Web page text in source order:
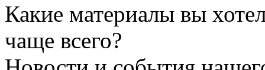
Какие материалы вы
чаще всего?